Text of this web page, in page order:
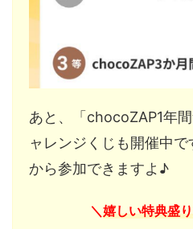
あと、「chocoZAP1年
ャレンジくじも開催中で
から参加できますよ♪
＼嬉しい特典盛